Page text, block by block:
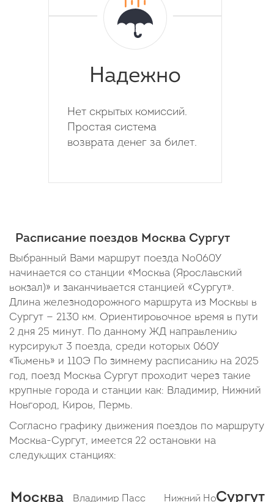
Надежно
Нет скрытых комиссий.
Простая система
возврата денег за билет.
Расписание поездов Москва Сургут
Выбранный Вами маршрут поезда №060У
начинается со станции «Москва (Ярославский
вокзал)» и заканчивается станцией «Сургут».
Длина железнодорожного маршрута из Москвы в
Сургут — 2130 км. Ориентировочное время в пути
2 дня 25 минут. По данному ЖД направлению
курсируют 3 поезда, среди которых 060У
«Тюмень» и 110Э По зимнему расписанию на 2025
год, поезд Москва Сургут проходит через такие
крупные города и станции как: Владимир, Нижний
Новгород, Киров, Пермь.
Согласно графику движения поездов по маршруту
Москва-Сургут, имеется 22 остановки на
следующих станциях:
Москва
Владимир Пасс Нижний Новгород
Сургут